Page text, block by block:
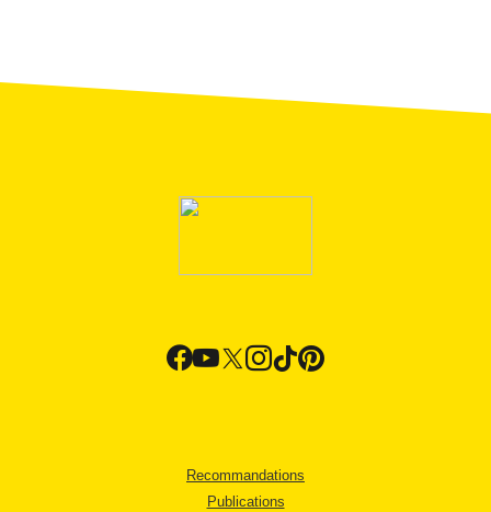
Recommandations
Publications